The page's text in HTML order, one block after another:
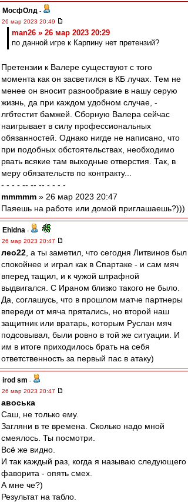
МосфОлд -
26 мар 2023 20:49
man26 » 26 мар 2023 20:29
по данной игре к Карпину нет претензий?
Претензии к Валере существуют с того
момента как он засветился в КБ лучах. Тем не
менее он вносит разнообразие в нашу серую
жизнь, да при каждом удобном случае, -
лгбтестит бамжей. Сборную Валера сейчас
наигрывает в силу профессиональных
обязанностей. Однако нигде не написано, что
при подобных обстоятельствах, необходимо
рвать всякие там выходные отверстия. Так, в
меру обязательств по контракту...
- - - - -- -- -- - - - -
mmmmm » 26 мар 2023 20:47
Паяешь на работе или домой приглашаешь?)))
Ehidna -
26 мар 2023 20:47
лео22 , а ты заметил, что сегодня Литвинов был
спокойнее и играл как в Спартаке - и сам мяч
вперед тащил, и к чужой штрафной
выдвигался. С Ираном близко такого не было.
Да, соглашусь, что в прошлом матче партнеры
впереди от мяча прятались, но второй наш
защитник или вратарь, которым Руслан мяч
подсовывал, были ровно в той же ситуации. И
им в итоге приходилось брать на себя
ответственность за первый пас в атаку)
irod sm -
26 мар 2023 20:47
авоська
Саш, не только ему.
Загляни в те времена. Сколько надо мной
смеялось. Ты посмотри.
Всё же видно.
И так каждый раз, когда я называю следующего
фаворита - опять смех.
А мне че?)
Результат на табло.